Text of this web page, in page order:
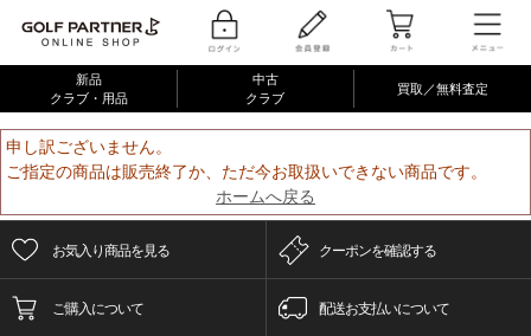
新品
クラブ・用品
中古
クラブ
買取／無料査定
申し訳ございません。
ご指定の商品は販売終了か、ただ今お取扱いできない商品です。
ホームへ戻る
お気入り商品を見る クーポンを確認する
ご購入について 配送お支払いについて